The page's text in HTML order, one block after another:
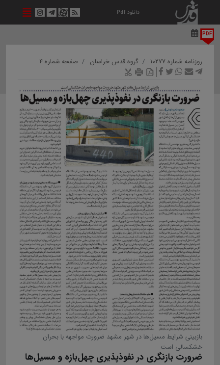
دانلود Pdf
PDF
روزنامه شماره ۱۰۲۷۷ گروه قدس خراسان صفحه شماره ۴
بازبینی شرایط مسیل‌ها در شهر مشهد ضرورت مواجهه با بحران
خشکسالی است
ضرورت بازنگری در نفوذپذیری چهل‌بازه و مسیل‌ها